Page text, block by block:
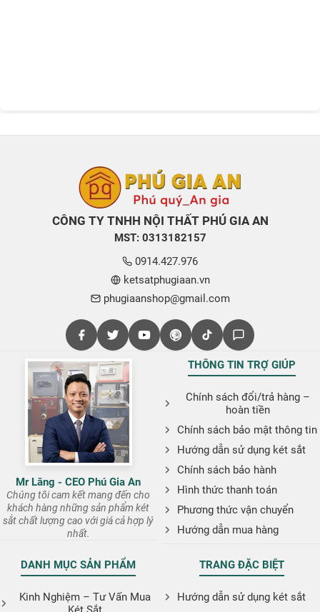
CÔNG TY TNHH NỘI THẤT PHÚ GIA AN
MST: 0313182157
0914.427.976
ketsatphugiaan.vn
phugiaanshop@gmail.com
Mr Lăng - CEO Phú Gia An
Chúng tôi cam kết mang đến cho
khách hàng những sản phẩm két
sắt chất lượng cao với giá cả hợp lý
nhất.
THÔNG TIN TRỢ GIÚP
Chính sách đổi/trả hàng –
hoàn tiền
Chính sách bảo mật thông tin
Hướng dẫn sử dụng két sắt
Chính sách bảo hành
Hình thức thanh toán
Phương thức vận chuyển
Hướng dẫn mua hàng
DANH MỤC SẢN PHẨM
Kinh Nghiệm – Tư Vấn Mua
TRANG ĐẶC BIỆT
Hướng dẫn sử dụng két sắt